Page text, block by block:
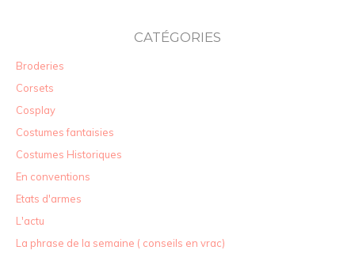
CATÉGORIES
Broderies
Corsets
Cosplay
Costumes fantaisies
Costumes Historiques
En conventions
Etats d'armes
L'actu
La phrase de la semaine ( conseils en vrac)